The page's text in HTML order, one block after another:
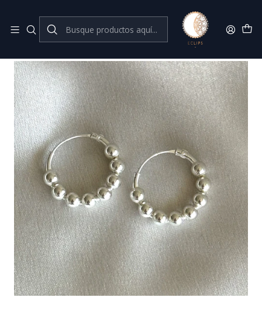
Inicio aros de plata fina Argollas con esferas 14 mm